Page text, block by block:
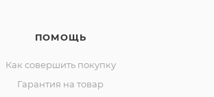
ПОМОЩЬ
Как совершить покупку
Гарантия на товар